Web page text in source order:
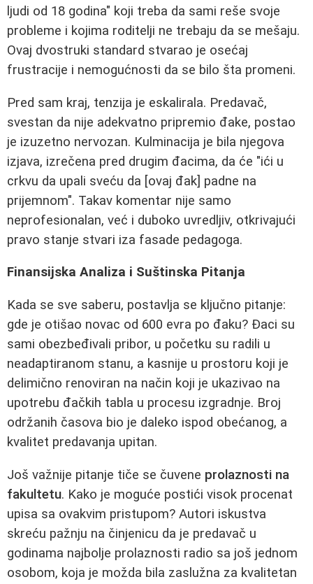
ljudi od 18 godina" koji treba da sami reše svoje
probleme i kojima roditelji ne trebaju da se mešaju.
Ovaj dvostruki standard stvarao je osećaj
frustracije i nemogućnosti da se bilo šta promeni.
Pred sam kraj, tenzija je eskalirala. Predavač,
svestan da nije adekvatno pripremio đake, postao
je izuzetno nervozan. Kulminacija je bila njegova
izjava, izrečena pred drugim đacima, da će "ići u
crkvu da upali sveću da [ovaj đak] padne na
prijemnom". Takav komentar nije samo
neprofesionalan, već i duboko uvredljiv, otkrivajući
pravo stanje stvari iza fasade pedagoga.
Finansijska Analiza i Suštinska Pitanja
Kada se sve saberu, postavlja se ključno pitanje:
gde je otišao novac od 600 evra po đaku? Đaci su
sami obezbeđivali pribor, u početku su radili u
neadaptiranom stanu, a kasnije u prostoru koji je
delimično renoviran na način koji je ukazivao na
upotrebu đačkih tabla u procesu izgradnje. Broj
održanih časova bio je daleko ispod obećanog, a
kvalitet predavanja upitan.
Još važnije pitanje tiče se čuvene prolaznosti na
fakultetu. Kako je moguće postići visok procenat
upisa sa ovakvim pristupom? Autori iskustva
skreću pažnju na činjenicu da je predavač u
godinama najbolje prolaznosti radio sa još jednom
osobom, koja je možda bila zaslužna za kvalitetan